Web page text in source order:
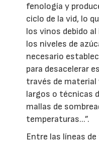
fenología y
ciclo de la vid, lo
los vinos debido
los niveles de
necesario
para desacelerar
través de
largos o técnicas
mallas de
temperaturas...”.
Entre las líneas